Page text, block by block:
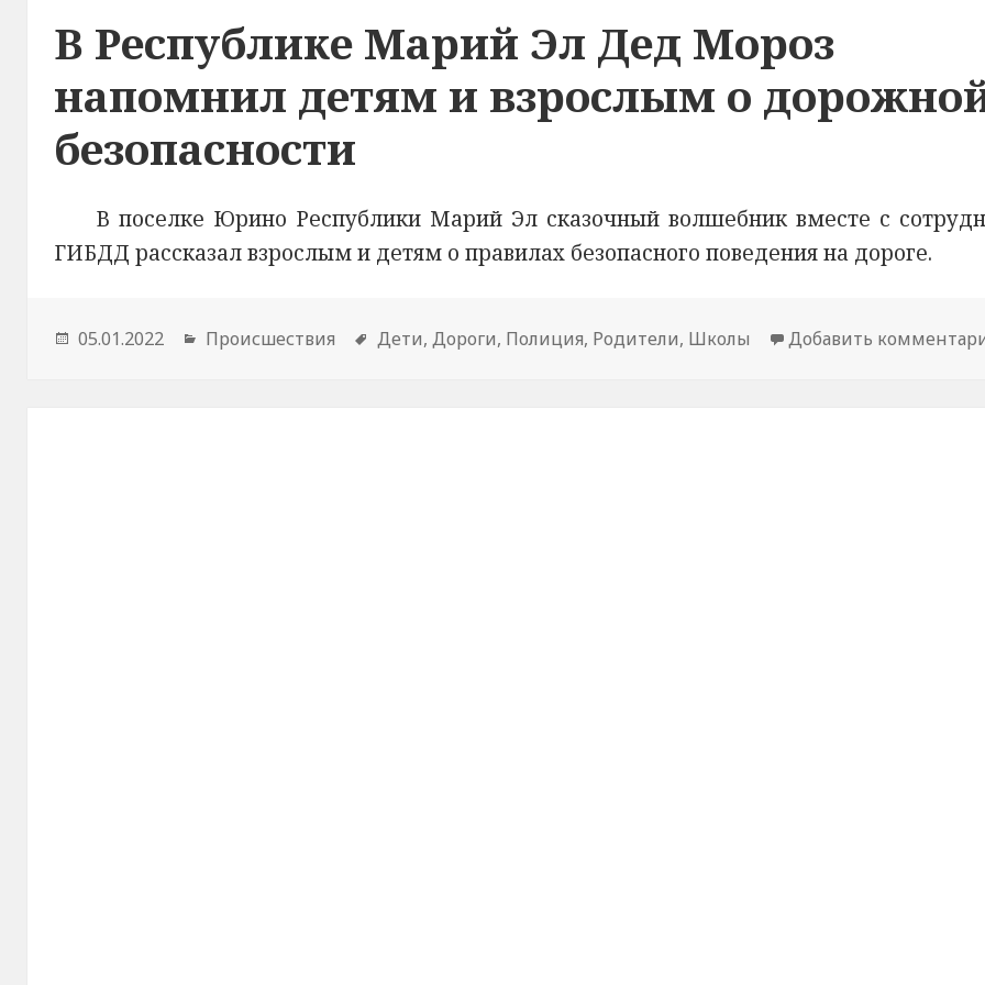
В Республике Марий Эл Дед Мороз
напомнил детям и взрослым о
безопасности
В поселке Юрино Республики Марий Эл сказочный волшебник вместе с
ГИБДД рассказал взрослым и детям о правилах безопасного поведения на дороге.
Опубликовано
05.01.2022 Рубрики
Происшествия Метки
Дети,Дороги, Полиция, Родители, Школы Добавить